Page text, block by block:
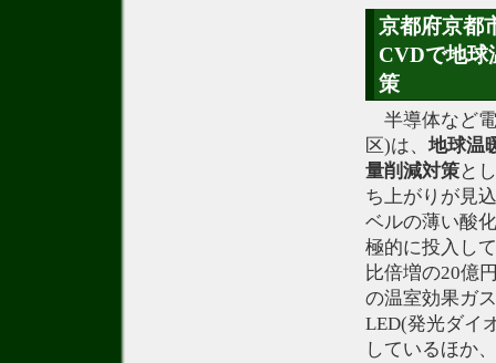
京都府京都
CVDで地球
策
半導体など
区)は、 地球温
量削減対策と
ち上がりが見
ベルの薄い酸
極的に投入し
比倍増の20億
の温室効果ガ
LED(発光ダイ
しているほか